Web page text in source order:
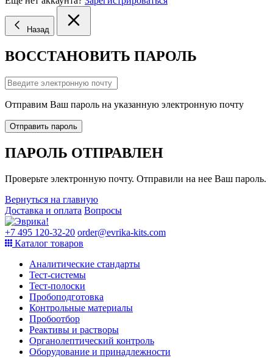
Назад
ВОССТАНОВИТЬ ПАРОЛЬ
Отправим Ваш пароль на указанную электронную почту
Отправить пароль
ПАРОЛЬ ОТПРАВЛЕН
Проверьте электронную почту. Отправили на нее Ваш пароль.
Вернуться на главную
Доставка и оплата Вопросы
+7 495 120-32-20 order@evrika-kits.com
Каталог товаров
Аналитические стандарты
Тест-системы
Тест-полоски
Пробоподготовка
Контрольные материалы
Пробоотбор
Реактивы и растворы
Органолептический контроль
Оборудование и принадлежности